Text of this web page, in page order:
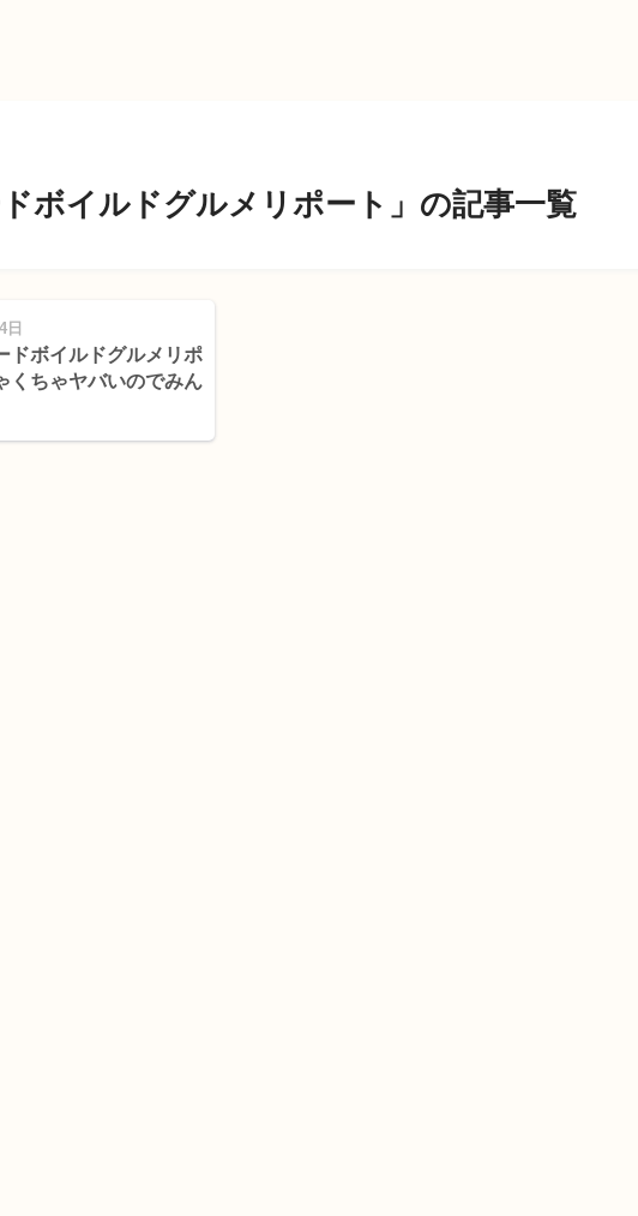
ドボイルドグルメリポート」の記事一覧
日
ドボイルドグルメリポ
くちゃヤバいのでみん